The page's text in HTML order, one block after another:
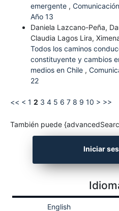
emergente ,
Año 13
Daniela Lazcano-Peña,
Claudia Lagos Lira,
Todos los caminos
constituyente y cambios
medios en Chile ,
22
<< < 1 2 3 4 5 6 7 8 9 10 > >>
También puede
Iniciar
English